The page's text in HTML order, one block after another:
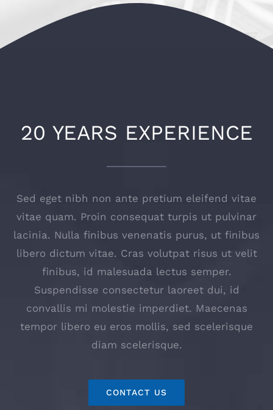
20 YEARS EXPERIENCE
Sed eget nibh non ante pretium eleifend vitae
vitae quam. Proin consequat turpis ut pulvinar
lacinia. Nulla finibus venenatis purus, ut finibus
libero dictum vitae. Cras volutpat risus ut velit
finibus, id malesuada lectus semper.
Suspendisse consectetur laoreet dui, id
convallis mi molestie imperdiet. Maecenas
tempor libero eu eros mollis, sed scelerisque
diam scelerisque.
CONTACT US